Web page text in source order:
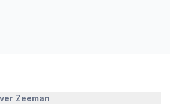
Zeeman